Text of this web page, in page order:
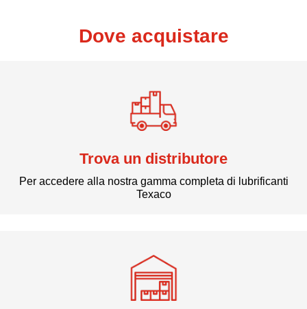
Dove acquistare
Trova un distributore
Per accedere alla nostra gamma completa di lubrificanti
Texaco